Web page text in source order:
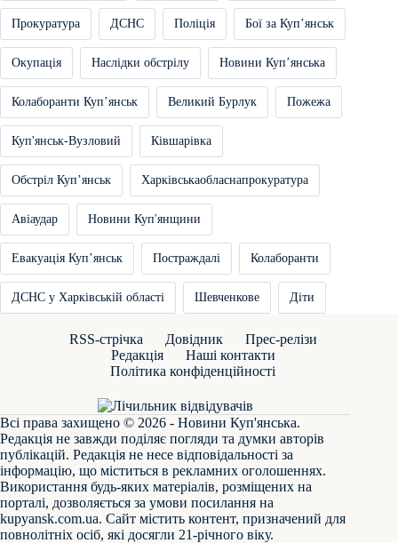
Прокуратура ДСНС Поліція Бої за Купʼянськ
Окупація Наслідки обстрілу Новини Купʼянська
Колаборанти Купʼянськ Великий Бурлук Пожежа
Куп'янськ-Вузловий Ківшарівка
Обстріл Купʼянськ Харківськаобласнапрокуратура
Авіаудар Новини Куп'янщини
Евакуація Купʼянськ Постраждалі Колаборанти
ДСНС у Харківській області Шевченкове Діти
RSS-стрічка Довідник
Прес-релізи
Редакція
Наші контакти
Політика конфіденційності
Всі права захищено © 2026 - Новини Куп'янська.
Редакція не завжди поділяє погляди та думки авторів
публікацій. Редакція не несе відповідальності за
інформацію, що міститься в рекламних оголошеннях.
Використання будь-яких матеріалів, розміщених на
порталі, дозволяється за умови посилання на
kupyansk.com.ua. Сайт містить контент, призначений для
повнолітніх осіб, які досягли 21-річного віку.